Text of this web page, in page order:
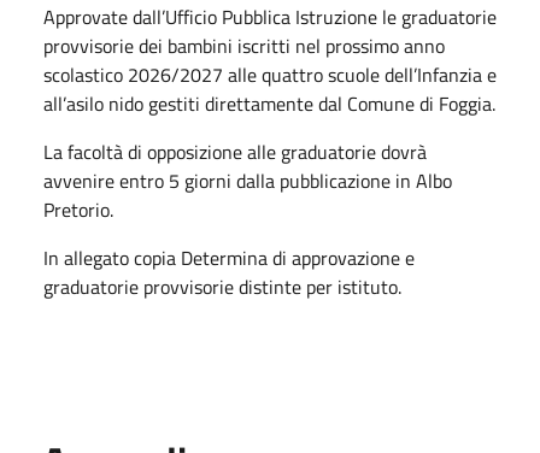
Approvate dall’Ufficio Pubblica Istruzione le graduatorie
provvisorie dei bambini iscritti nel prossimo anno
scolastico 2026/2027 alle quattro scuole dell’Infanzia e
all’asilo nido gestiti direttamente dal Comune di Foggia.
La facoltà di opposizione alle graduatorie dovrà
avvenire entro 5 giorni dalla pubblicazione in Albo
Pretorio.
In allegato copia Determina di approvazione e
graduatorie provvisorie distinte per istituto.